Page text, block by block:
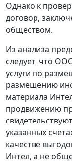
Однако к
договор,
обществом.
Из анализа
следует, что
услуги по
размещению
материала
продвижению
указанных
качестве
Интел, а не